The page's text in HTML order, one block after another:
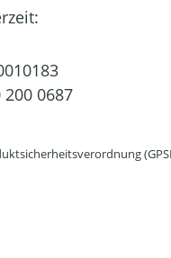
200 0687